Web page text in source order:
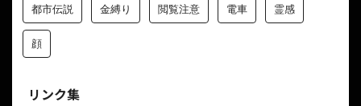
都市伝説 金縛り 閲覧注意 電車 霊感
顔
リンク集